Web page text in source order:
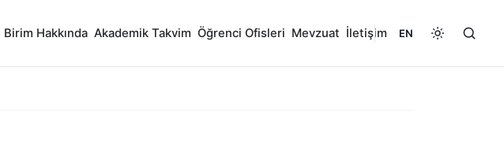
Birim Hakkında Akademik Takvim Öğrenci Ofisleri Mevzuat İletişim EN